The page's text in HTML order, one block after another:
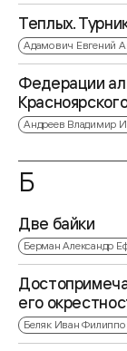
Теплых.
Адамович Евгений
Федерации
Андреев Владимир
Б
Две байки
Берман Александр
его
Беляк Иван